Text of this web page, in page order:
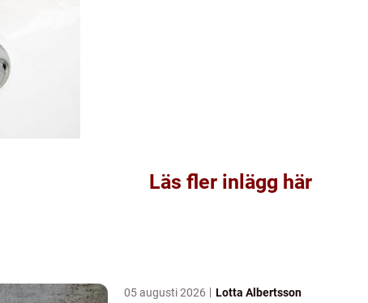
Läs fler inlägg här
05 augusti 2026 Lotta Albertsson